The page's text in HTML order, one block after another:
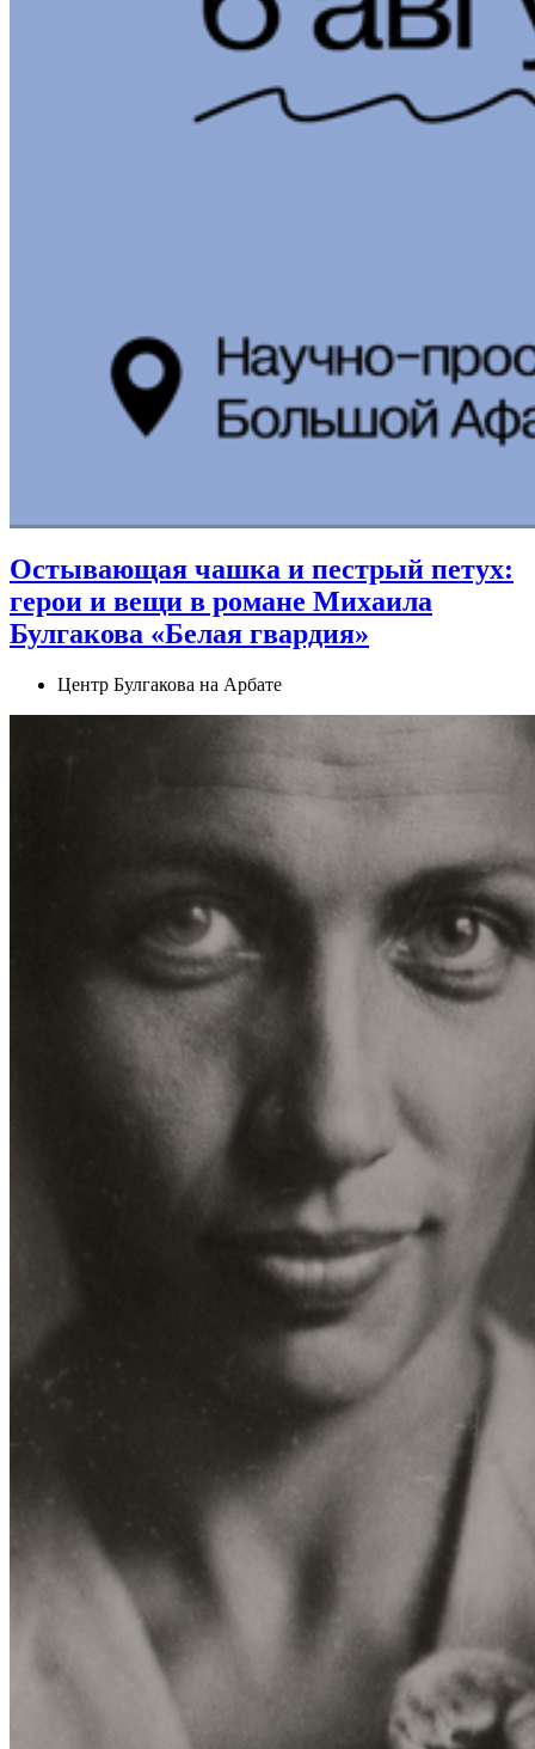
Остывающая чашка и пестрый петух:
герои и вещи в романе Михаила
Булгакова «Белая гвардия»
Центр Булгакова на Арбате